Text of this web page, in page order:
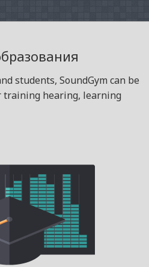
students, SoundGym can be
hearing, learning